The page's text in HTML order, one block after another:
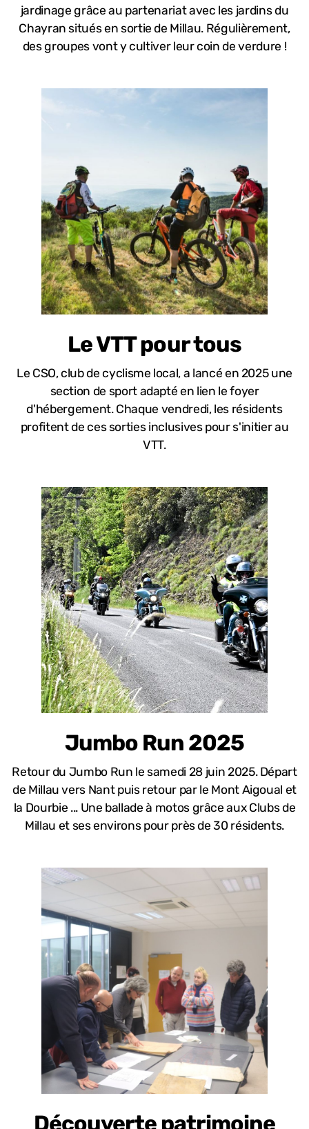
jardinage grâce au partenariat avec les jardins du
Chayran situés en sortie de Millau. Régulièrement,
des groupes vont y cultiver leur coin de verdure !
Le VTT pour tous
Le CSO, club de cyclisme local, a lancé en 2025 une
section de sport adapté en lien le foyer
d'hébergement. Chaque vendredi, les résidents
profitent de ces sorties inclusives pour s'initier au
VTT.
Jumbo Run 2025
Retour du Jumbo Run le samedi 28 juin 2025. Départ
de Millau vers Nant puis retour par le Mont Aigoual et
la Dourbie ... Une ballade à motos grâce aux Clubs de
Millau et ses environs pour près de 30 résidents.
Découverte patrimoine